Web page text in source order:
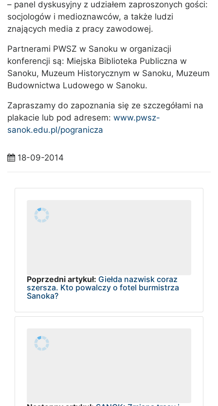
– panel dyskusyjny z udziałem zaproszonych gości:
socjologów i medioznawców, a także ludzi
znających media z pracy zawodowej.
Partnerami PWSZ w Sanoku w organizacji
konferencji są: Miejska Biblioteka Publiczna w
Sanoku, Muzeum Historycznym w Sanoku, Muzeum
Budownictwa Ludowego w Sanoku.
Zapraszamy do zapoznania się ze szczegółami na
plakacie lub pod adresem: www.pwsz-
sanok.edu.pl/pogranicza
18-09-2014
Poprzedni artykuł: Giełda nazwisk coraz
szersza. Kto powalczy o fotel burmistrza
Sanoka?